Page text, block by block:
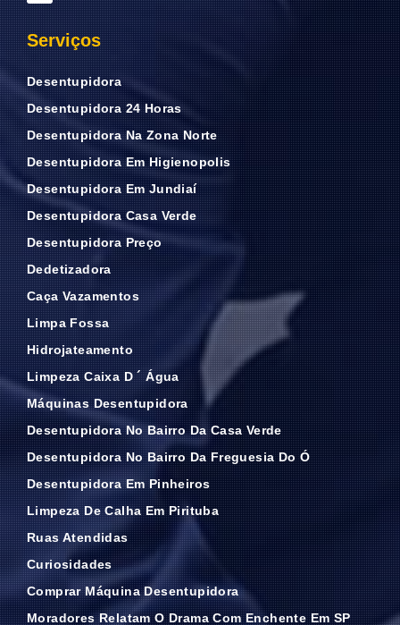
Serviços
Desentupidora
Desentupidora 24 Horas
Desentupidora Na Zona Norte
Desentupidora Em Higienopolis
Desentupidora Em Jundiaí
Desentupidora Casa Verde
Desentupidora Preço
Dedetizadora
Caça Vazamentos
Limpa Fossa
Hidrojateamento
Limpeza Caixa D ´ Água
Máquinas Desentupidora
Desentupidora No Bairro Da Casa Verde
Desentupidora No Bairro Da Freguesia Do Ó
Desentupidora Em Pinheiros
Limpeza De Calha Em Pirituba
Ruas Atendidas
Curiosidades
Comprar Máquina Desentupidora
Moradores Relatam O Drama Com Enchente Em SP